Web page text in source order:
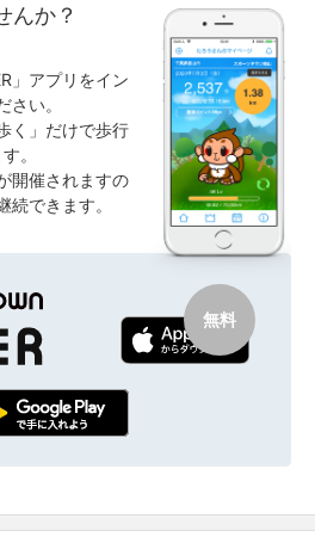
んか？
」アプリをイン
さい。
く」だけで歩行
。
開催されますの
続できます。
無料